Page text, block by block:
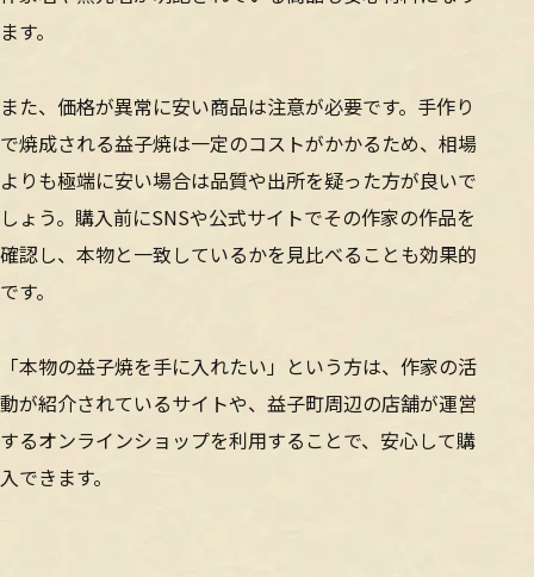
ます。
また、価格が異常に安い商品は注意が必要です。手作り
で焼成される益子焼は一定のコストがかかるため、相場
よりも極端に安い場合は品質や出所を疑った方が良いで
しょう。購入前にSNSや公式サイトでその作家の作品を
確認し、本物と一致しているかを見比べることも効果的
です。
「本物の益子焼を手に入れたい」という方は、作家の活
動が紹介されているサイトや、益子町周辺の店舗が運営
するオンラインショップを利用することで、安心して購
入できます。